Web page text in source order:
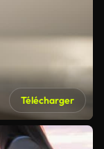
Télécharger